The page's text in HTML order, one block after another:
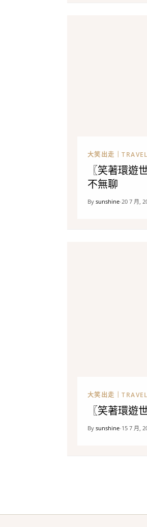
大笑出走｜TRAVEL
〖笑著環遊
不無聊
By sunshine•20 7 月,
大笑出走｜TRAVEL
〖笑著環遊
By sunshine•15 7 月,